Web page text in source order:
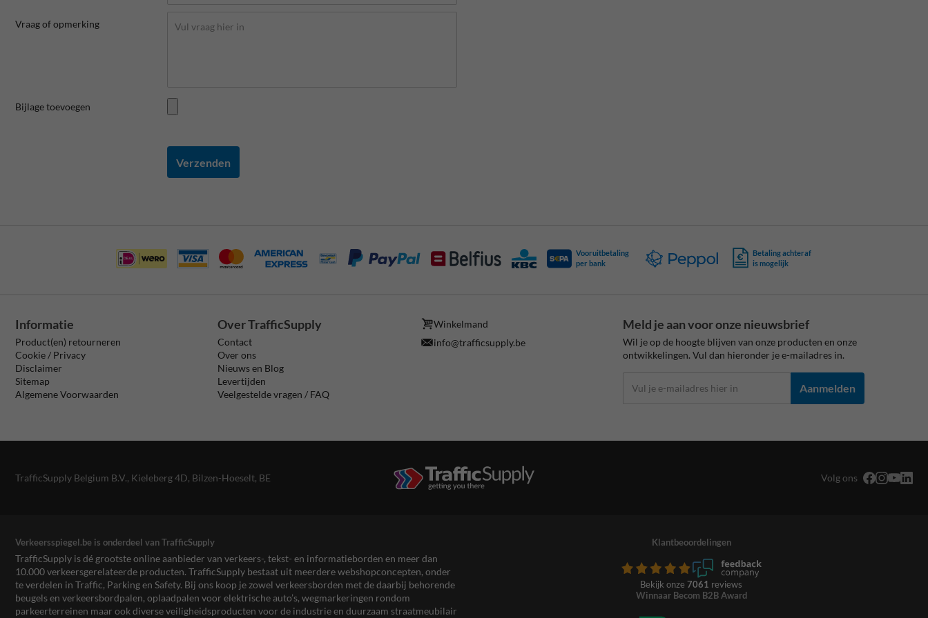
Vraag of opmerking
Bijlage toevoegen
Verzenden
Vooruitbetaling
per bank
Betaling achteraf
is mogelijk
Informatie
Product(en) retourneren
Cookie / Privacy
Disclaimer
Sitemap
Algemene Voorwaarden
Over TrafficSupply
Contact
Over ons
Nieuws en Blog
Levertijden
Veelgestelde vragen / FAQ
Winkelmand
info@trafficsupply.be
Meld je aan voor onze nieuwsbrief
Wil je op de hoogte blijven van onze producten en onze
ontwikkelingen. Vul dan hieronder je e-mailadres in.
Aanmelden
TrafficSupply Belgium B.V., Kieleberg 4D, Bilzen-Hoeselt, BE Volg ons
Verkeersspiegel.be is onderdeel van TrafficSupply
TrafficSupply is dé grootste online aanbieder van verkeers-, tekst- en informatieborden en meer dan
10.000 verkeersgerelateerde producten. TrafficSupply bestaat uit meerdere webshopconcepten, onder
te verdelen in Traffic, Parking en Safety. Bij ons koop je zowel verkeersborden met de daarbij behorende
beugels en verkeersbordpalen, oplaadpalen voor elektrische auto’s, wegmarkeringen rondom
parkeerterreinen maar ook diverse veiligheidsproducten voor de industrie en duurzaam straatmeubilair
Klantbeoordelingen
Bekijk onze 7061 reviews
Winnaar Becom B2B Award